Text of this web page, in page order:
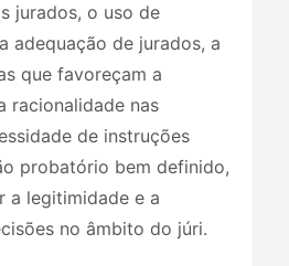
jurados, o uso de
adequação de jurados, a
que favoreçam a
racionalidade nas
de instruções
probatório bem definido,
a legitimidade e a
no âmbito do júri.